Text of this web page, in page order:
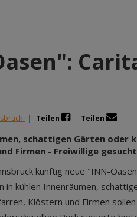
| Teilen Teilen
schattigen Gärten oder
Firmen - Freiwillige gesucht
künftig neue "INN-
in kühlen Innenräumen,
Klöstern und Firmen